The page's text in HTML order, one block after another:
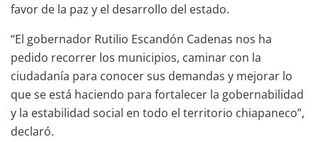
favor de la paz y el desarrollo del estado.
“El gobernador Rutilio Escandón Cadenas nos ha
pedido recorrer los municipios, caminar con la
ciudadanía para conocer sus demandas y mejorar lo
que se está haciendo para fortalecer la gobernabilidad
y la estabilidad social en todo el territorio chiapaneco”,
declaró.